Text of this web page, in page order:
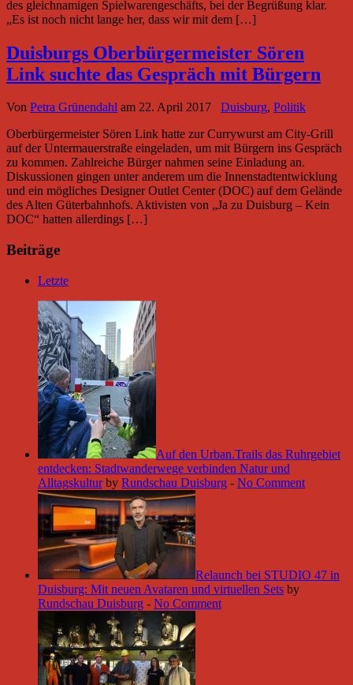
des gleichnamigen Spielwarengeschäfts, bei der Begrüßung klar.
„Es ist noch nicht lange her, dass wir mit dem […]
Duisburgs Oberbürgermeister Sören
Link suchte das Gespräch mit Bürgern
Von Petra Grünendahl am 22. April 2017 Duisburg, Politik
Oberbürgermeister Sören Link hatte zur Currywurst am City-Grill
auf der Untermauerstraße eingeladen, um mit Bürgern ins Gespräch
zu kommen. Zahlreiche Bürger nahmen seine Einladung an.
Diskussionen gingen unter anderem um die Innenstadtentwicklung
und ein mögliches Designer Outlet Center (DOC) auf dem Gelände
des Alten Güterbahnhofs. Aktivisten von „Ja zu Duisburg – Kein
DOC“ hatten allerdings […]
Beiträge
Letzte
Auf den Urban.Trails das Ruhrgebiet
entdecken: Stadtwanderwege verbinden Natur und
Alltagskultur by Rundschau Duisburg - No Comment
Relaunch bei STUDIO 47 in
Duisburg: Mit neuen Avataren und virtuellen Sets by
Rundschau Duisburg - No Comment